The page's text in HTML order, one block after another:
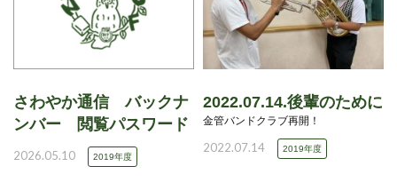
さわやか通信 バックナ
ンバー 閲覧パスワード
2026.05.10 2019年度
2022.07.14.後輩のために
金管バンドクラブ再開！
2022.07.14 2019年度